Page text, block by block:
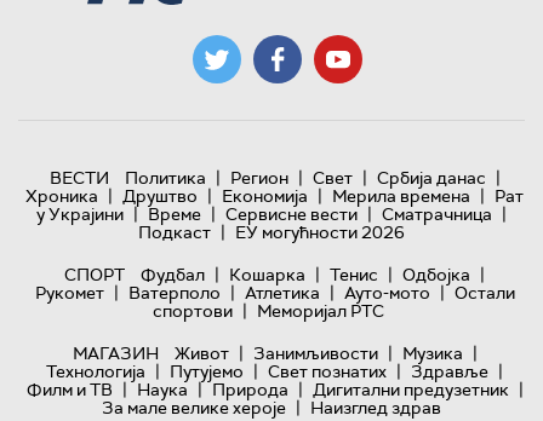
ВЕСТИ Политика | Регион | Свет | Србија данас |
Хроника | Друштво | Економија | Мерила времена | Рат
у Украјини | Време | Сервисне вести | Сматрачница |
Подкаст | ЕУ могућности 2026
СПОРТ
Фудбал | Кошарка | Тенис | Одбојка |
Рукомет | Ватерполо | Атлетика | Ауто-мото | Остали
спортови | Меморијал РТС
МАГАЗИН
Живот | Занимљивости | Музика |
Технологијa | Путујемо | Свет познатих | Здравље |
Филм и ТВ | Наука | Природа | Дигитални предузетник |
За мале велике хероје | Наизглед здрав